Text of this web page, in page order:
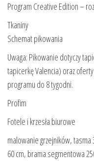
Program Creative Edition –
Tkaniny
Schemat pikowania
Uwaga: Pikowanie dotyczy
tapicerkę Valencia) oraz
programu do 8 tygodni.
Profim
Fotele i krzesła biurowe
malowanie grzejników,
60 cm, brama segmentowa